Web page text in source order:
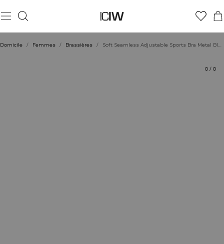
Domicile / Femmes / Brassières / Soft Seamless Adjustable Sports Bra Metal Blue Melange
0 / 0